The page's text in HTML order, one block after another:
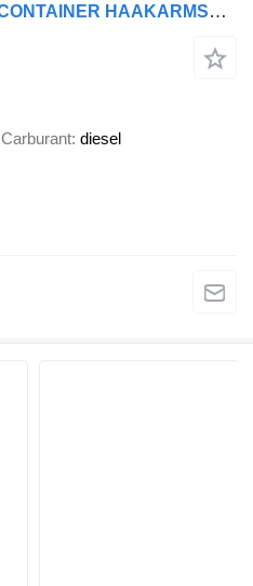
Volvo FH 16.750 6X2 VDL CONTAINER HAAKARMSYTEEM / ABROLLKIPPER/HOOKLIF
Carburant diesel